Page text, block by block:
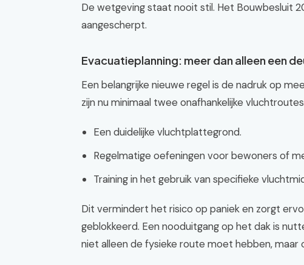
De wetgeving staat nooit stil. Het Bouwbesluit
aangescherpt.
Evacuatieplanning: meer dan alleen een
Een belangrijke nieuwe regel is de nadruk op
zijn nu minimaal twee onafhankelijke
Een duidelijke vluchtplattegrond.
Regelmatige oefeningen voor bewoners of
Training in het gebruik van specifieke
Dit vermindert het risico op paniek en zorgt
geblokkeerd. Een nooduitgang op het dak is
niet alleen de fysieke route moet hebben, maar